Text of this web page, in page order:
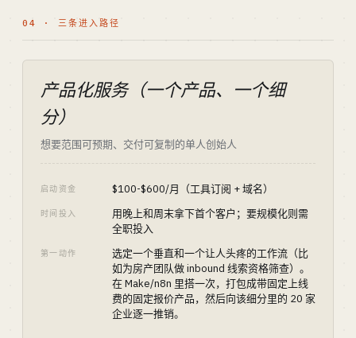
04 · 三条进入路径
产品化服务（一个产品、一个细
分）
想要范围可预期、交付可复制的单人创始人
启动资金 $100-$600/月（工具订阅 + 域名）
时间投入
用晚上和周末拿下首个客户；要规模化则需
全职投入
第一动作
选定一个垂直和一个让人头疼的工作流（比
如为房产团队做 inbound 线索资格筛查）。
在 Make/n8n 里搭一次，打包成带固定上线
费的固定报价产品，然后向该细分里的 20 家
企业逐一推销。